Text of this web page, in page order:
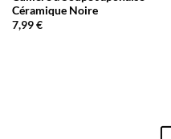
Céramique Noire
7,99€